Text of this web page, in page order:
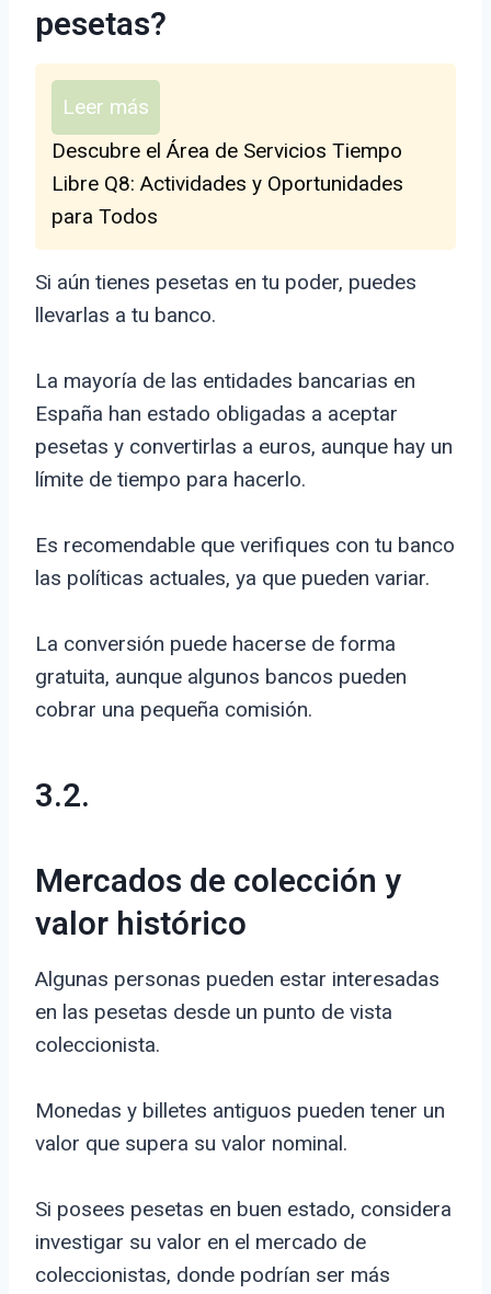
pesetas?
Leer más
Descubre el Área de Servicios Tiempo
Libre Q8: Actividades y Oportunidades
para Todos
Si aún tienes pesetas en tu poder, puedes
llevarlas a tu banco.
La mayoría de las entidades bancarias en
España han estado obligadas a aceptar
pesetas y convertirlas a euros, aunque hay un
límite de tiempo para hacerlo.
Es recomendable que verifiques con tu banco
las políticas actuales, ya que pueden variar.
La conversión puede hacerse de forma
gratuita, aunque algunos bancos pueden
cobrar una pequeña comisión.
3.2.
Mercados de colección y
valor histórico
Algunas personas pueden estar interesadas
en las pesetas desde un punto de vista
coleccionista.
Monedas y billetes antiguos pueden tener un
valor que supera su valor nominal.
Si posees pesetas en buen estado, considera
investigar su valor en el mercado de
coleccionistas, donde podrían ser más